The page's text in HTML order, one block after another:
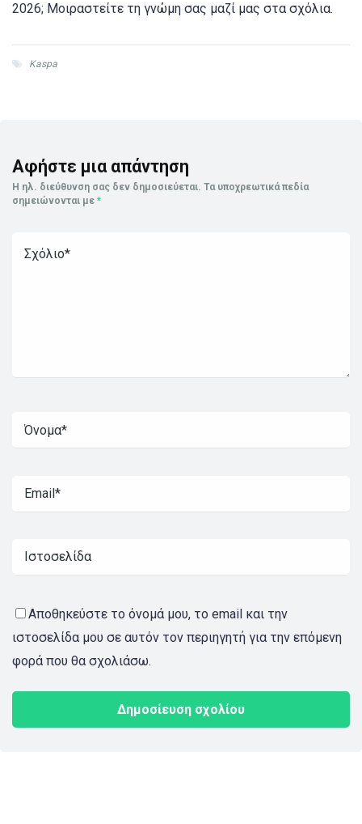
2026; Μοιραστείτε τη γνώμη σας μαζί μας στα σχόλια.
Kaspa
Αφήστε μια απάντηση
Η ηλ. διεύθυνση σας δεν δημοσιεύεται. Τα υποχρεωτικά πεδία
σημειώνονται με *
Αποθηκεύστε το όνομά μου, το email και την
ιστοσελίδα μου σε αυτόν τον περιηγητή για την επόμενη
φορά που θα σχολιάσω.